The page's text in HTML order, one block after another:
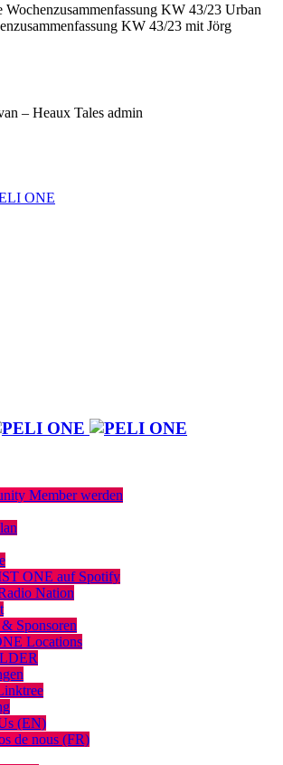
Wochenzusammenfassung KW 43/23 Urban
KW 43/23 mit Jörg
– Heaux Tales admin
ONE
Member werden
ONE auf Spotify
Nation
Sponsoren
Locations
(EN)
de nous (FR)